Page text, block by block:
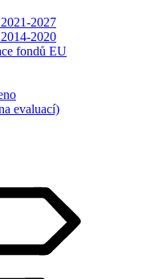
2027
2020
fondů EU
evaluací)